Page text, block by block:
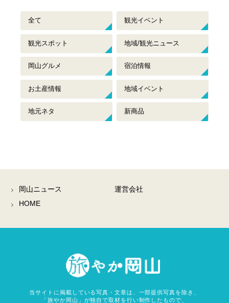
全て 観光イベント
観光スポット 地域/観光ニュース
岡山グルメ 宿泊情報
お土産情報 地域イベント
地元ネタ 新商品
岡山ニュース
運営会社
HOME
当サイトに掲載している写真・文章は、一部提供写真を除き、
「旅やか岡山」が独自で取材を行い制作したもので、